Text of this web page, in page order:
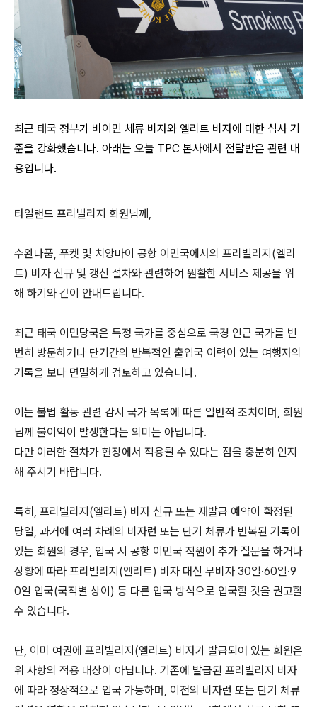
최근 태국 정부가 비이민 체류 비자와 엘리트 비자에 대한 심사 기
준을 강화했습니다. 아래는 오늘 TPC 본사에서 전달받은 관련 내
용입니다.
타일랜드 프리빌리지 회원님께,
수완나품, 푸켓 및 치앙마이 공항 이민국에서의 프리빌리지(엘리
트) 비자 신규 및 갱신 절차와 관련하여 원활한 서비스 제공을 위
해 하기와 같이 안내드립니다.
최근 태국 이민당국은 특정 국가를 중심으로 국경 인근 국가를 빈
번히 방문하거나 단기간의 반복적인 출입국 이력이 있는 여행자의
기록을 보다 면밀하게 검토하고 있습니다.
이는 불법 활동 관련 감시 국가 목록에 따른 일반적 조치이며, 회원
님께 불이익이 발생한다는 의미는 아닙니다.
다만 이러한 절차가 현장에서 적용될 수 있다는 점을 충분히 인지
해 주시기 바랍니다.
특히, 프리빌리지(엘리트) 비자 신규 또는 재발급 예약이 확정된
당일, 과거에 여러 차례의 비자런 또는 단기 체류가 반복된 기록이
있는 회원의 경우, 입국 시 공항 이민국 직원이 추가 질문을 하거나
상황에 따라 프리빌리지(엘리트) 비자 대신 무비자 30일·60일·9
0일 입국(국적별 상이) 등 다른 입국 방식으로 입국할 것을 권고할
수 있습니다.
단, 이미 여권에 프리빌리지(엘리트) 비자가 발급되어 있는 회원은
위 사항의 적용 대상이 아닙니다. 기존에 발급된 프리빌리지 비자
에 따라 정상적으로 입국 가능하며, 이전의 비자런 또는 단기 체류